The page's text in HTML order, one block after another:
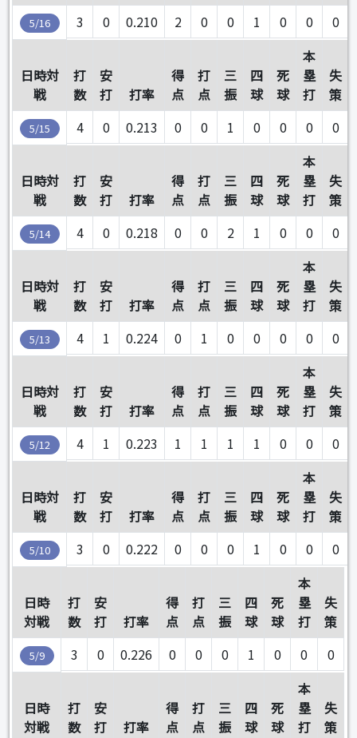
5/16 3 0 0.210 2 0 0 1 0 0 0
日時対
戦
打
数
安
打
打率
得
点
打
点
三
振
四
球
死
球
本
塁
打
失
策
5/15 4 0 0.213 0 0 1 0 0 0 0
日時対
戦
打
数
安
打
打率
得
点
打
点
三
振
四
球
死
球
本
塁
打
失
策
5/14 4 0 0.218 0 0 2 1 0 0 0
日時対
戦
打
数
安
打
打率
得
点
打
点
三
振
四
球
死
球
本
塁
打
失
策
5/13 4 1 0.224 0 1 0 0 0 0 0
日時対
戦
打
数
安
打
打率
得
点
打
点
三
振
四
球
死
球
本
塁
打
失
策
5/12 4 1 0.223 1 1 1 1 0 0 0
日時対
戦
打
数
安
打
打率
得
点
打
点
三
振
四
球
死
球
本
塁
打
失
策
5/10 3 0 0.222 0 0 0 1 0 0 0
日時
対戦
打
数
安
打
打率
得
点
打
点
三
振
四
球
死
球
本
塁
打
失
策
5/9 3 0 0.226 0 0 0 1 0 0 0
日時
対戦
打
数
安
打
打率
得
点
打
点
三
振
四
球
死
球
本
塁
打
失
策